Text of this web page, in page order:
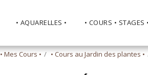
• AQUARELLES • • COURS • STAGES
• Mes Cours • • Cours au Jardin des plantes •